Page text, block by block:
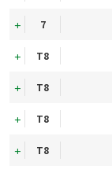
7
T8
T8
T8
T8